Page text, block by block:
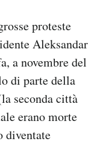
proteste
Aleksandar
a novembre del
di parte della
seconda città
erano morte
diventate